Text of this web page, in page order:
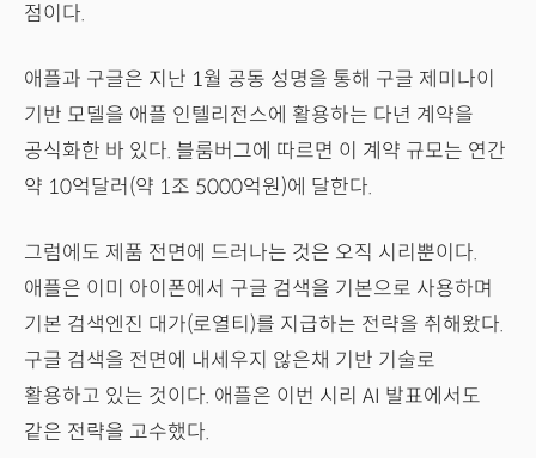
점이다.
애플과 구글은 지난 1월 공동 성명을 통해 구글 제미나이
기반 모델을 애플 인텔리전스에 활용하는 다년 계약을
공식화한 바 있다. 블룸버그에 따르면 이 계약 규모는 연간
약 10억달러(약 1조 5000억원)에 달한다.
그럼에도 제품 전면에 드러나는 것은 오직 시리뿐이다.
애플은 이미 아이폰에서 구글 검색을 기본으로 사용하며
기본 검색엔진 대가(로열티)를 지급하는 전략을 취해왔다.
구글 검색을 전면에 내세우지 않은채 기반 기술로
활용하고 있는 것이다. 애플은 이번 시리 AI 발표에서도
같은 전략을 고수했다.